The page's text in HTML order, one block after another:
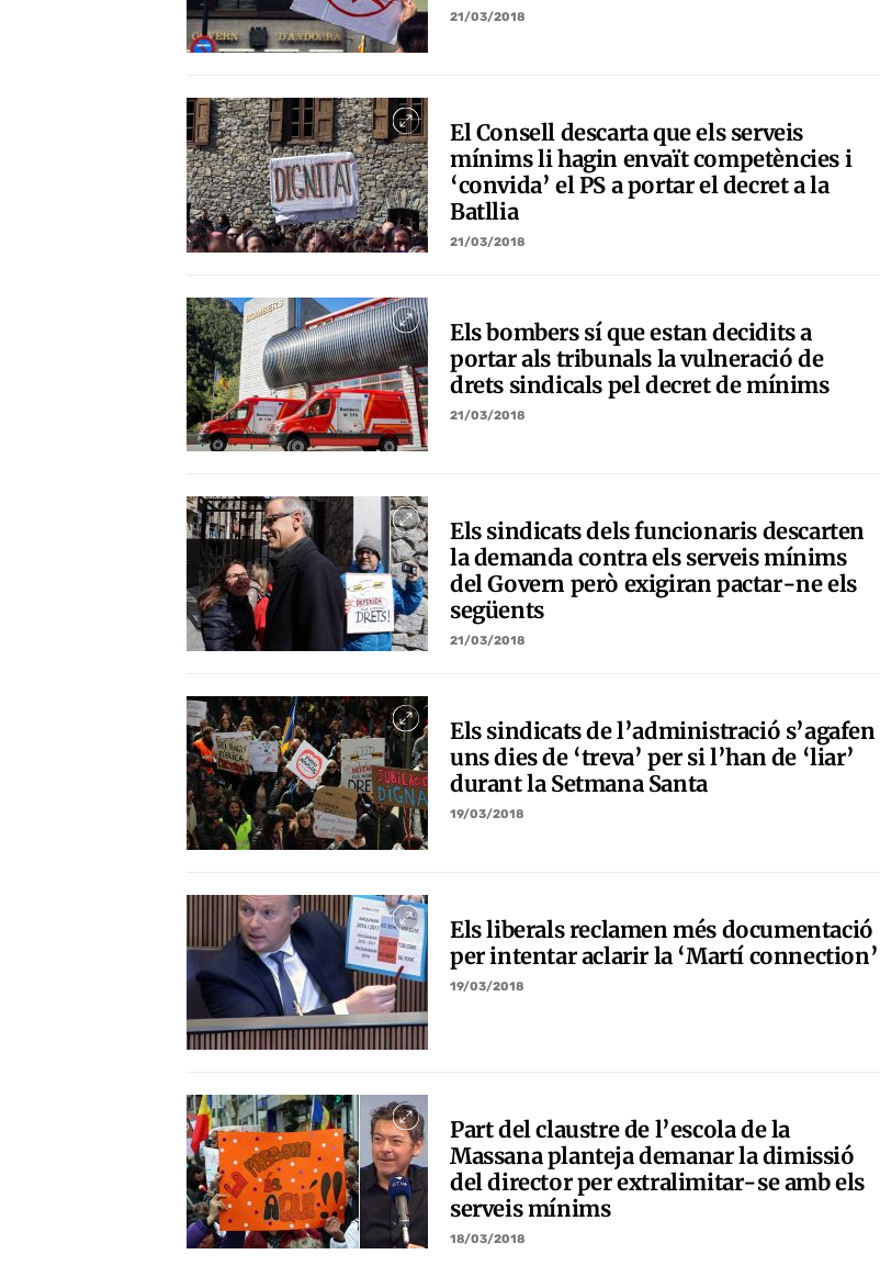
21/03/2018
El Consell descarta que els serveis
mínims li hagin envaït competències i
‘convida’ el PS a portar el decret a la
Batllia
21/03/2018
Els bombers sí que estan decidits a
portar als tribunals la vulneració de
drets sindicals pel decret de mínims
21/03/2018
Els sindicats dels funcionaris descarten
la demanda contra els serveis mínims
del Govern però exigiran pactar-ne els
següents
21/03/2018
Els sindicats de l’administració s’agafen
uns dies de ‘treva’ per si l’han de ‘liar’
durant la Setmana Santa
19/03/2018
Els liberals reclamen més documentació
per intentar aclarir la ‘Martí connection’
19/03/2018
Part del claustre de l’escola de la
Massana planteja demanar la dimissió
del director per extralimitar-se amb els
serveis mínims
18/03/2018